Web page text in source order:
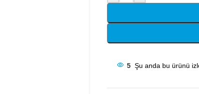
5 Şu anda bu ürünü